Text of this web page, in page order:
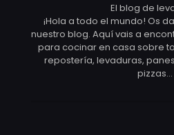
El blog de
¡Hola a todo el mundo! Os
nuestro blog. Aquí vais a
para cocinar en casa sobre
repostería, levaduras,
pizzas…